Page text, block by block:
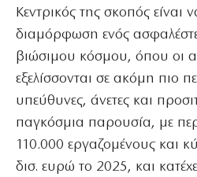
Κεντρικός της σκοπός είναι
διαμόρφωση ενός
βιώσιμου κόσμου, όπου οι
εξελίσσονται σε ακόμη πιο
υπεύθυνες, άνετες και
παγκόσμια παρουσία, με
110.000 εργαζομένους και
δισ. ευρώ το 2025, και